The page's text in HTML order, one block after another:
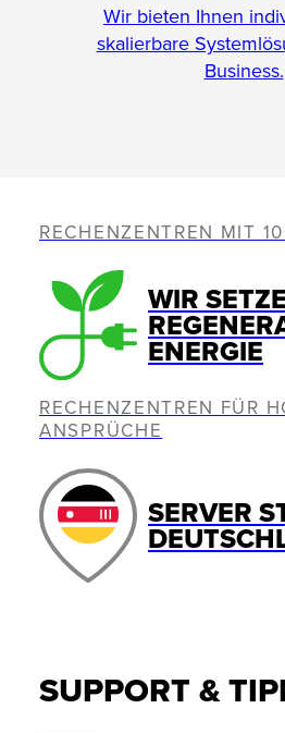
Wir bieten Ihnen
skalierbare
Business.
RECHENZENTREN MIT
WIR
ENERGIE
RECHENZENTREN FÜR
ANSPRÜCHE
SERVER
SUPPORT &